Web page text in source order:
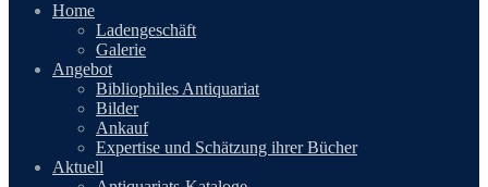
Home
Ladengeschäft
Galerie
Angebot
Bibliophiles Antiquariat
Bilder
Ankauf
Expertise und Schätzung ihrer Bücher
Aktuell